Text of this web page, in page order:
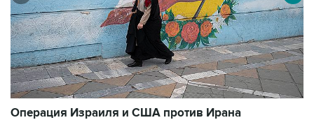
Операция Израиля и США против Ирана